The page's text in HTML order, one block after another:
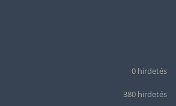
0 hirdetés
380 hirdetés